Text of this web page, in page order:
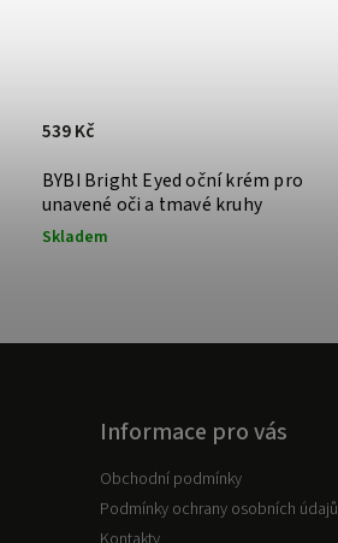
BYBI Bright Eyed oční krém pro
unavené oči a tmavé kruhy
Skladem
539 Kč
Informace pro vás
Obchodní podmínky
Podmínky ochrany osobních údajů